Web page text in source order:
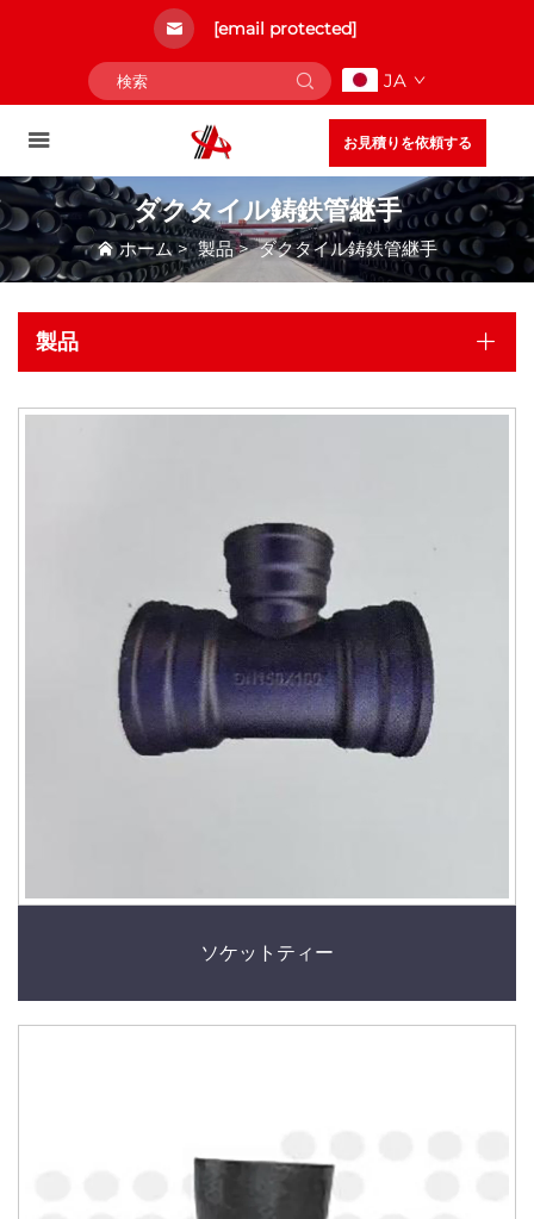
[email protected]
JA
お見積りを依頼する
ダクタイル鋳鉄管継手
ホーム>製品>ダクタイル鋳鉄管継手
製品
ソケットティー